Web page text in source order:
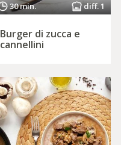
30 min. diff. 1
Burger di zucca e
cannellini